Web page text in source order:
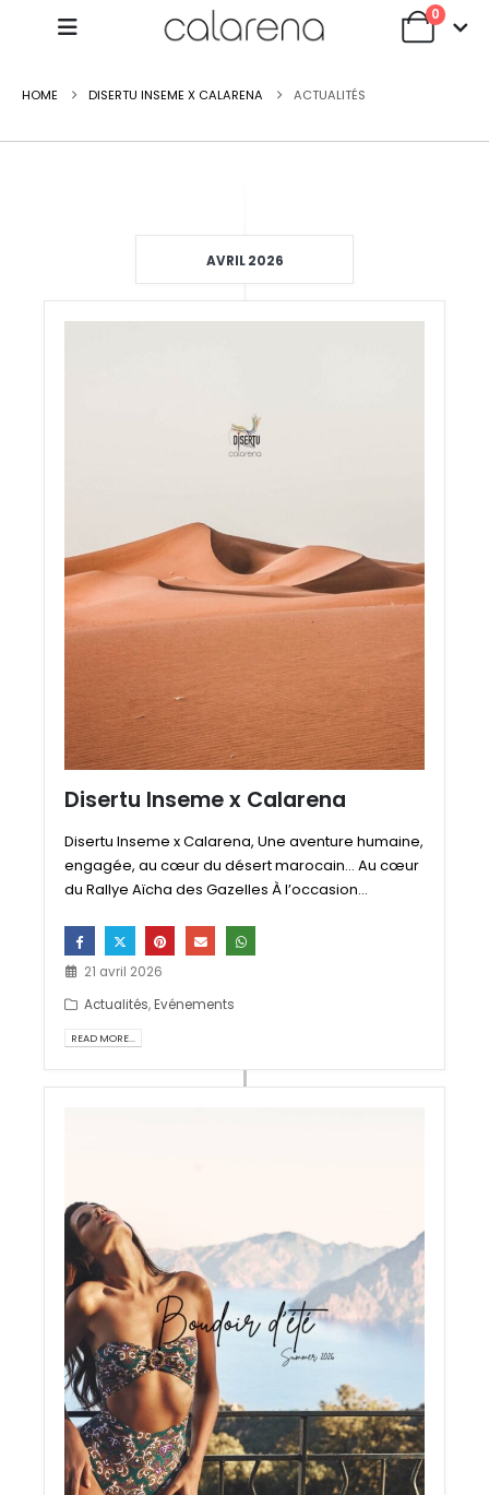
0
HOME DISERTU INSEME X CALARENA ACTUALITÉS
AVRIL 2026
Disertu Inseme x Calarena
Disertu Inseme x Calarena, Une aventure humaine,
engagée, au cœur du désert marocain… Au cœur
du Rallye Aïcha des Gazelles À l’occasion...
21 avril 2026
Actualités,Evénements
READ MORE...